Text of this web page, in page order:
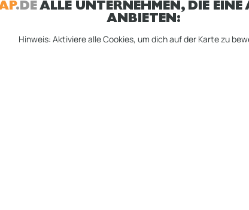
.DEALLE UNTERNEHMEN, DIE EINE
ANBIETEN:
Hinweis: Aktiviere alle Cookies, um dich auf der Karte zu